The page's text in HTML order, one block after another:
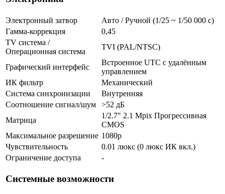
Электронный затвор
Авто / Ручной (1/25 ~ 1/50 000 с)
Гамма-коррекция
0,45
TV система /
Операционная система
TVI (PAL/NTSC)
Графический интерфейс
Встроенное UTC с удалённым
управлением
ИК фильтр
Механический
Система синхронизации
Внутренняя
Соотношение сигнал/шум
>52 дБ
Матрица
1/2.7" 2.1 Mpix Прогрессивная
CMOS
Максимальное разрешение 1080p
Чувствительность
0.01 люкс (0 люкс ИК вкл.)
Ограничение доступа
-
Системные возможности